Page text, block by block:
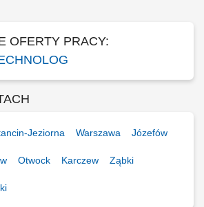
OFERTY PRACY:
Jeziorna Warszawa Józefów
Otwock Karczew Ząbki